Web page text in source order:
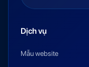
Dịch vụ
Mẫu website